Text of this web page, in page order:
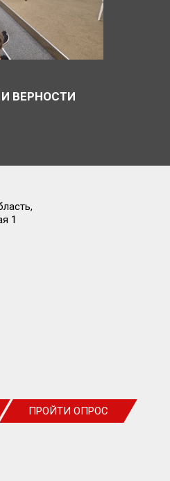
ВЕРНОСТИ
1
ПРОЙТИ ОПРОС